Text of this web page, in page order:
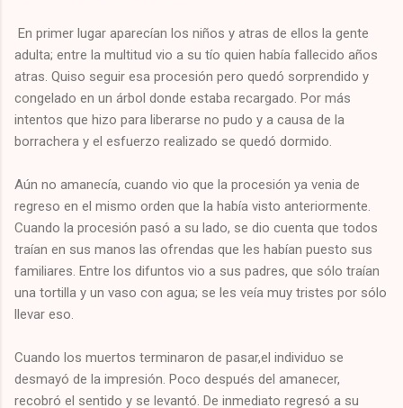
En primer lugar aparecían los niños y atras de ellos la gente
adulta; entre la multitud vio a su tío quien había fallecido años
atras. Quiso seguir esa procesión pero quedó sorprendido y
congelado en un árbol donde estaba recargado. Por más
intentos que hizo para liberarse no pudo y a causa de la
borrachera y el esfuerzo realizado se quedó dormido.
Aún no amanecía, cuando vio que la procesión ya venia de
regreso en el mismo orden que la había visto anteriormente.
Cuando la procesión pasó a su lado, se dio cuenta que todos
traían en sus manos las ofrendas que les habían puesto sus
familiares. Entre los difuntos vio a sus padres, que sólo traían
una tortilla y un vaso con agua; se les veía muy tristes por sólo
llevar eso.
Cuando los muertos terminaron de pasar,el individuo se
desmayó de la impresión. Poco después del amanecer,
recobró el sentido y se levantó. De inmediato regresó a su